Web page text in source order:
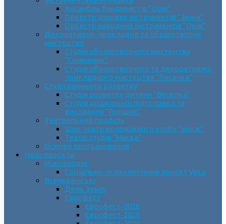
Ансамбль бандуристів “Орія”
Оркестр духових інструментів “Зміна”
Оркестр народних інструментів “Орія”
Декоративно-прикладне та образотворче
мистецтво
Cтудія образотворчого мистецтва
“Соняшник”
Студія образотворчого та декоративно-
прикладного мистецтва “Писанка”
Студії раннього розвитку
Студія розвитку дитини “Веселка”
Студія дошкільної підготовки та
виховання “Горішок”
Театральний профіль
Шоу-театр молодіжного клубу “Імідж”
Театр-студія “Маска”
Основи програмування
Наші проєкти
Міжнародні
Соціально-психологічний проєкт VeLa
Всеукраїнські
День Землі
Єврофест
Єврофест-2026
Єврофест-2025